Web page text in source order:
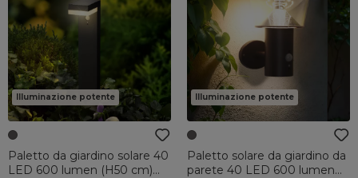
Illuminazione potente
Paletto da giardino solare 40
LED 600 lumen (H50 cm)
Illuminazione potente
Paletto solare da giardino da
parete 40 LED 600 lumen